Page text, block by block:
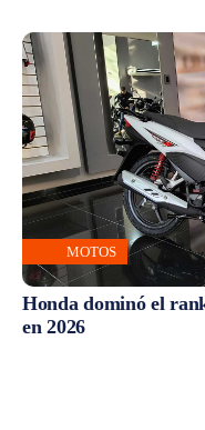
MOTOS
Honda dominó el
en 2026